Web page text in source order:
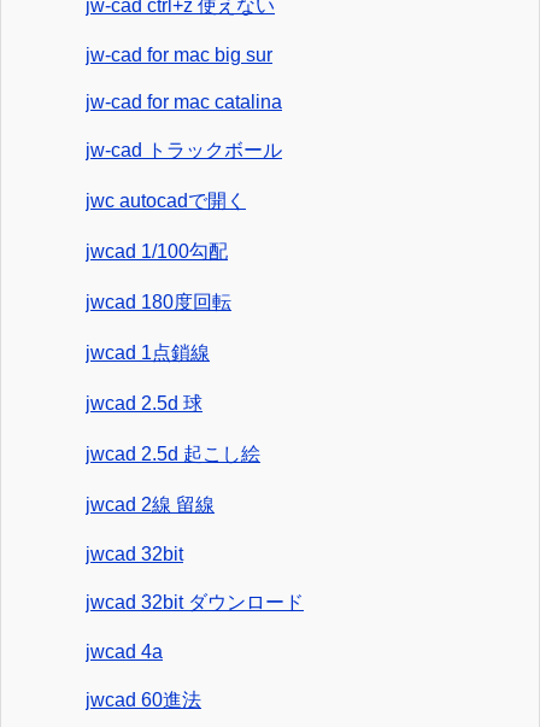
jw-cad ctrl+z 使えない
jw-cad for mac big sur
jw-cad for mac catalina
jw-cad トラックボール
jwc autocadで開く
jwcad 1/100勾配
jwcad 180度回転
jwcad 1点鎖線
jwcad 2.5d 球
jwcad 2.5d 起こし絵
jwcad 2線 留線
jwcad 32bit
jwcad 32bit ダウンロード
jwcad 4a
jwcad 60進法